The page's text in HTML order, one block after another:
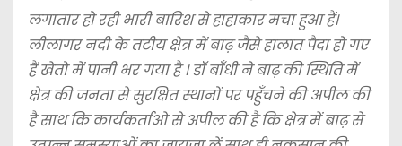
लगातार हो रही भारी बारिश से हाहाकार मचा हुआ हैं।
लीलागर नदी के तटीय क्षेत्र में बाढ़ जैसे हालात पैदा हो गए
हैं खेतो में पानी भर गया है । डॉ बाँधी ने बाढ़ की स्थिति में
क्षेत्र की जनता से सुरक्षित स्थानों पर पहुँचने की अपील की
है साथ कि कार्यकर्ताओ से अपील की है कि क्षेत्र में बाढ़ से